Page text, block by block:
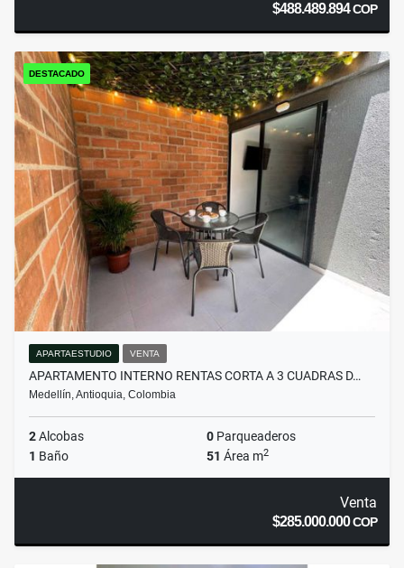
$488.489.894COP
DESTACADO
APARTAESTUDIO VENTA
APARTAMENTO INTERNO RENTAS CORTA A 3 CUADRAS D…
Medellín, Antioquia, Colombia
2Alcobas 0 Parqueaderos
1 Baño 51 Área m2
Venta
$285.000.000COP